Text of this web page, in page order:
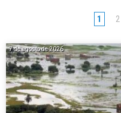
1 2
7 de agosto de 2026